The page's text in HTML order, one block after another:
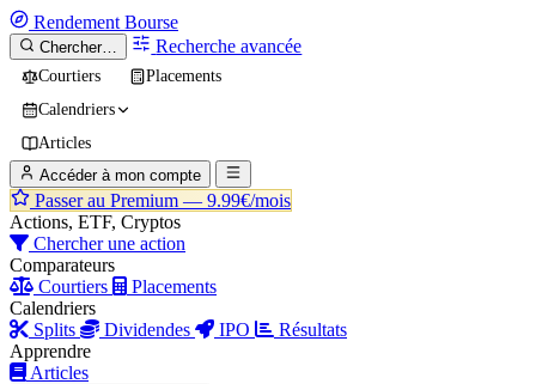
Rendement Bourse
Chercher… Recherche avancée
Courtiers
Placements
Calendriers
Articles
Accéder à mon compte
Passer au Premium — 9.99€/mois
Actions, ETF, Cryptos
Chercher une action
Comparateurs
Courtiers
Placements
Calendriers
Splits
Dividendes IPO
Résultats
Apprendre
Articles